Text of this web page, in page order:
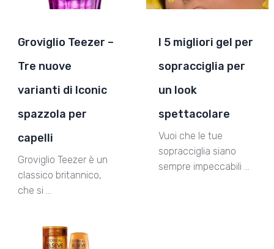
Groviglio Teezer –
Tre nuove
varianti di Iconic
spazzola per
capelli
Groviglio Teezer è un
classico britannico,
che si …
I 5 migliori gel per
sopracciglia per
un look
spettacolare
Vuoi che le tue
sopracciglia siano
sempre impeccabili …